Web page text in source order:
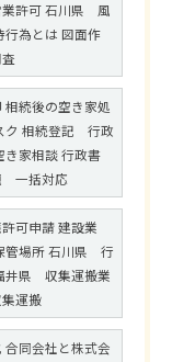
業許可 石川県 風
為とは 図面作
続後の空き家処
ク 相続登記 行政
家相談 行政書
一括対応
許可申請 建設業
管場所 石川県 行
井県 収集運搬業
運搬
同会社と株式会